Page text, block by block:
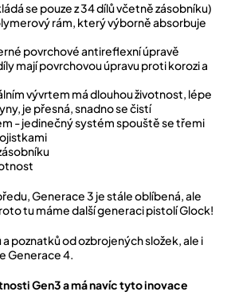
se pouze z 34 dílů včetně zásobníku)
rám, který výborně absorbuje
povrchové antireflexní úpravě
mají povrchovou úpravu proti korozi a
vývrtem má dlouhou životnost, lépe
je přesná, snadno se čistí
- jedinečný systém spouště se třemi
Generace 3 je stále oblíbená, ale
tu máme další generaci pistolí Glock!
poznatků od ozbrojených složek, ale i
Generace 4.
Gen3 a má navíc tyto inovace